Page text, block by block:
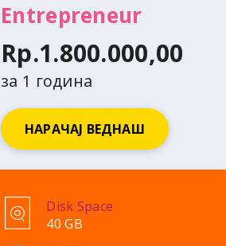
Entrepreneur
Rp.1.800.000,00
за 1 година
НАРАЧАЈ ВЕДНАШ
Disk Space
40 GB